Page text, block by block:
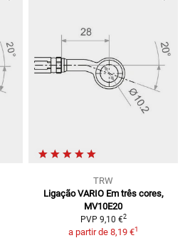
TRW
Ligação VARIO Em três cores,
MV10E20
PVP 9,10 €2
a partir de 8,19 €1